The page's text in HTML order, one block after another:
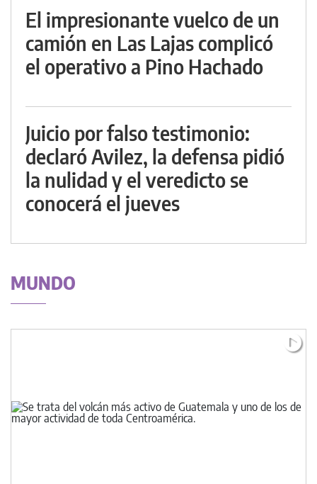
El impresionante vuelco de un
camión en Las Lajas complicó
el operativo a Pino Hachado
Juicio por falso testimonio:
declaró Avilez, la defensa pidió
la nulidad y el veredicto se
conocerá el jueves
MUNDO